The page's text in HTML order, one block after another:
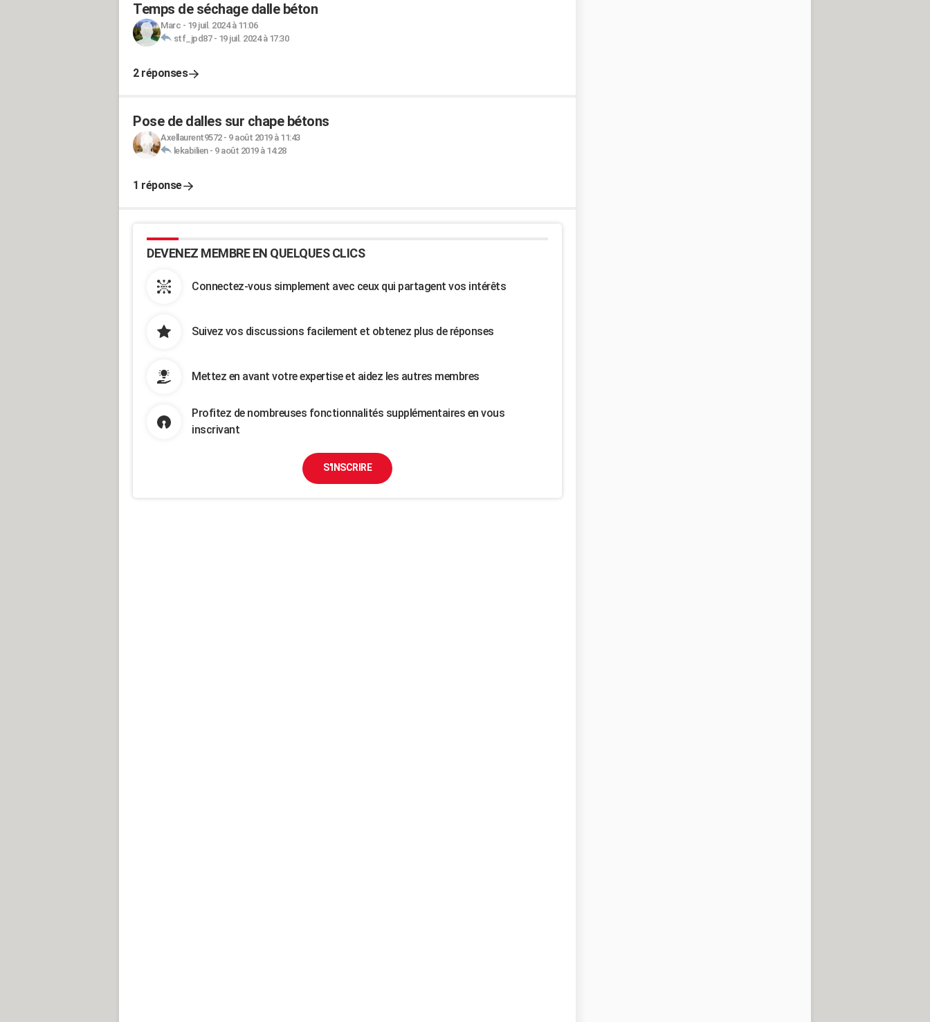
Temps de séchage dalle béton
Marc - 19 juil. 2024 à 11:06
stf_jpd87- 19 juil. 2024 à 17:30
2 réponses
Pose de dalles sur chape bétons
Axellaurent9572- 9 août 2019 à 11:43
lekabilien- 9 août 2019 à 14:28
1 réponse
DEVENEZ MEMBRE EN QUELQUES CLICS
Connectez-vous simplement avec ceux qui partagent vos intérêts
Suivez vos discussions facilement et obtenez plus de réponses
Mettez en avant votre expertise et aidez les autres membres
Profitez de nombreuses fonctionnalités supplémentaires en vous
inscrivant
S'INSCRIRE